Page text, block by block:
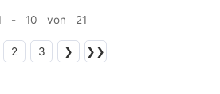
- 10 von 21
2 3 ❯ ❯❯